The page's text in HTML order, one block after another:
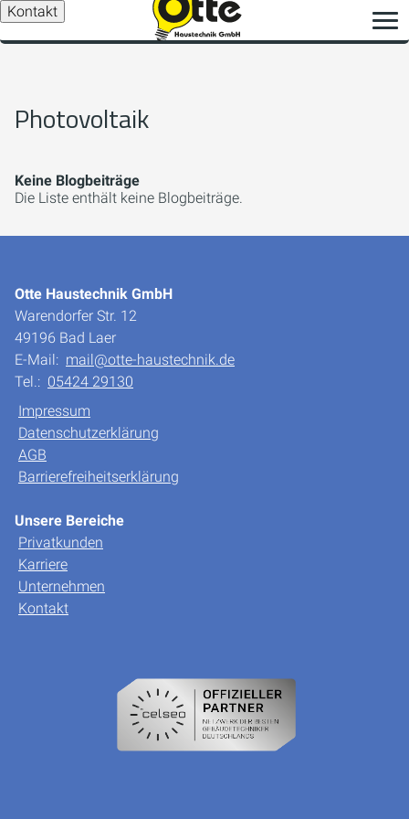
Kontakt
Photovoltaik
Keine Blogbeiträge
Die Liste enthält keine Blogbeiträge.
Otte Haustechnik GmbH
Warendorfer Str. 12
49196 Bad Laer
E-Mail: mail@otte-haustechnik.de
Tel.: 05424 29130
Impressum
Datenschutzerklärung
AGB
Barrierefreiheitserklärung
Unsere Bereiche
Privatkunden
Karriere
Unternehmen
Kontakt